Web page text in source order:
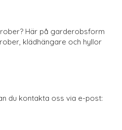
Här på garderobsform
klädhängare och hyllor
du kontakta oss via e-post: